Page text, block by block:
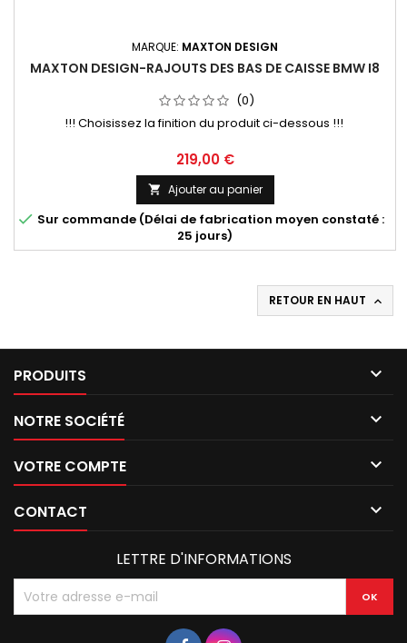
MARQUE: MAXTON DESIGN
MAXTON DESIGN-RAJOUTS DES BAS DE CAISSE BMW I8
(0)
!!! Choisissez la finition du produit ci-dessous !!!
Prix
219,00 €
 Ajouter au panier
 Sur commande (Délai de fabrication moyen constaté :
25 jours)
RETOUR EN HAUT 
PRODUITS 
NOTRE SOCIÉTÉ 
VOTRE COMPTE 
CONTACT 
LETTRE D'INFORMATIONS